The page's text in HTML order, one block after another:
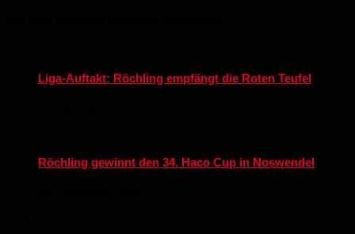
Liga-Auftakt: Röchling empfängt die Roten Teufel
Röchling gewinnt den 34. Haco Cup in Noswendel